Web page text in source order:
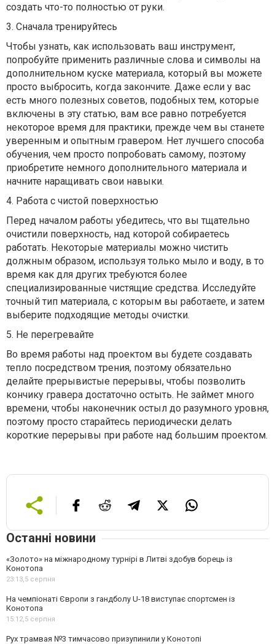
создать что-то полностью от руки.
3. Сначала тренируйтесь
Чтобы узнать, как использовать ваш инструмент,
попробуйте применить различные слова и символы на
дополнительном куске материала, который вы можете
просто выбросить, когда закончите. Даже если у вас
есть много полезных советов, подобных тем, которые
включены в эту статью, вам все равно потребуется
некоторое время для практики, прежде чем вы станете
уверенным и опытным гравером. Нет лучшего способа
обучения, чем просто попробовать самому, поэтому
приобретите немного дополнительного материала и
начните наращивать свои навыки.
4. Работа с чистой поверхностью
Перед началом работы убедитесь, что вы тщательно
очистили поверхность, над которой собираетесь
работать. Некоторые материалы можно чистить
должным образом, используя только мыло и воду, в то
время как для других требуются более
специализированные чистящие средства. Исследуйте
точный тип материала, с которым вы работаете, и затем
выберите подходящие методы очистки.
5. Не перегревайте
Во время работы над проектом вы будете создавать
тепло посредством трения, поэтому обязательно
делайте прерывистые перерывы, чтобы позволить
кончику гравера достаточно остыть. Не займет много
времени, чтобы наконечник остыл до разумного уровня,
поэтому просто старайтесь периодически делать
короткие перерывы при работе над большим проектом.
Останні новини
«Золото» на міжнародному турнірі в Литві здобув борець із
Конотопа
23:13,5 серпня
На чемпіонаті Європи з гандболу U-18 виступає спортсмен із
Конотопа
15:12,5 серпня
Рух трамвая №3 тимчасово призупинили у Конотопі